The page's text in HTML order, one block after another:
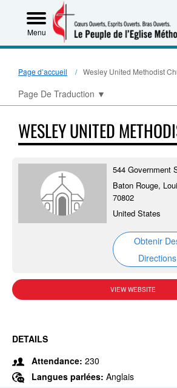
Menu
Page d’accueil Wesley United Methodist
Page De Traduction ▼
WESLEY UNITED
544 Government
Baton Rouge,
70802
United States
Obtenir
Directions
VIEW WEBSITE
DETAILS
Attendance: 230
Langues parlées: Anglais